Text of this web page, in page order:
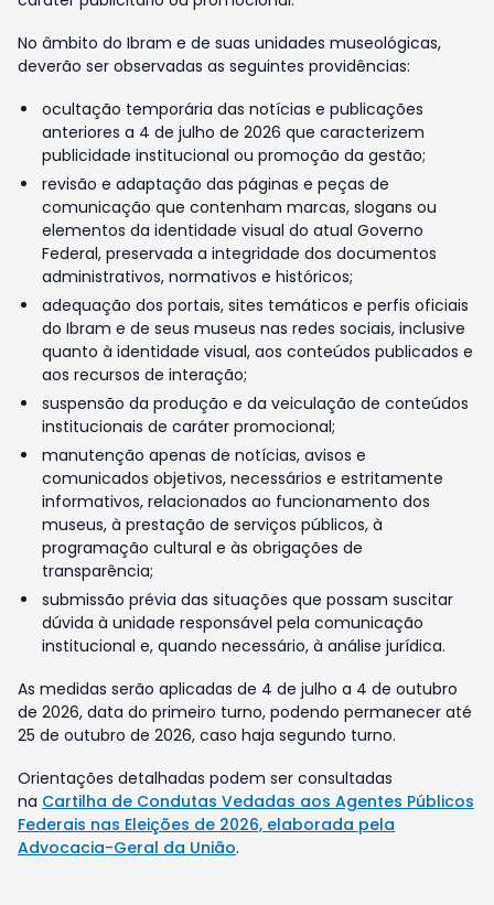
No âmbito do Ibram e de suas unidades museológicas,
deverão ser observadas as seguintes providências:
ocultação temporária das notícias e publicações
anteriores a 4 de julho de 2026 que caracterizem
publicidade institucional ou promoção da gestão;
revisão e adaptação das páginas e peças de
comunicação que contenham marcas, slogans ou
elementos da identidade visual do atual Governo
Federal, preservada a integridade dos documentos
administrativos, normativos e históricos;
adequação dos portais, sites temáticos e perfis oficiais
do Ibram e de seus museus nas redes sociais, inclusive
quanto à identidade visual, aos conteúdos publicados e
aos recursos de interação;
suspensão da produção e da veiculação de conteúdos
institucionais de caráter promocional;
manutenção apenas de notícias, avisos e
comunicados objetivos, necessários e estritamente
informativos, relacionados ao funcionamento dos
museus, à prestação de serviços públicos, à
programação cultural e às obrigações de
transparência;
submissão prévia das situações que possam suscitar
dúvida à unidade responsável pela comunicação
institucional e, quando necessário, à análise jurídica.
As medidas serão aplicadas de 4 de julho a 4 de outubro
de 2026, data do primeiro turno, podendo permanecer até
25 de outubro de 2026, caso haja segundo turno.
Orientações detalhadas podem ser consultadas
na Cartilha de Condutas Vedadas aos Agentes Públicos
Federais nas Eleições de 2026, elaborada pela
Advocacia-Geral da União.